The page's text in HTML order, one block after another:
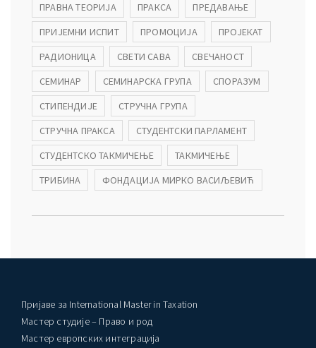
ПРАВНА ТЕОРИЈА
ПРАКСА
ПРЕДАВАЊЕ
ПРИЈЕМНИ ИСПИТ
ПРОМОЦИЈА
ПРОЈЕКАТ
РАДИОНИЦА
СВЕТИ САВА
СВЕЧАНОСТ
СЕМИНАР
СЕМИНАРСКА ГРУПА
СПОРАЗУМ
СТИПЕНДИЈЕ
СТРУЧНА ГРУПА
СТРУЧНА ПРАКСА
СТУДЕНТСКИ ПАРЛАМЕНТ
СТУДЕНТСКО ТАКМИЧЕЊЕ
ТАКМИЧЕЊЕ
ТРИБИНА
ФОНДАЦИЈА МИРКО ВАСИЉЕВИЋ
Пријаве за International Master in Taxation
Мастер студије – Право и род
Мастер европских интеграција